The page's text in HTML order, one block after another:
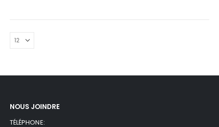
NOUS JOINDRE
TÉLÉPHONE: